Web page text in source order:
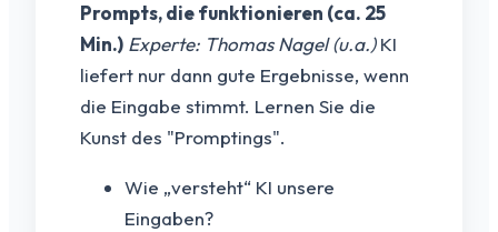
Prompts, die funktionieren (ca. 25
Min.) Experte: Thomas Nagel (u.a.)KI
liefert nur dann gute Ergebnisse, wenn
die Eingabe stimmt. Lernen Sie die
Kunst des "Promptings".
Wie „versteht“ KI unsere
Eingaben?